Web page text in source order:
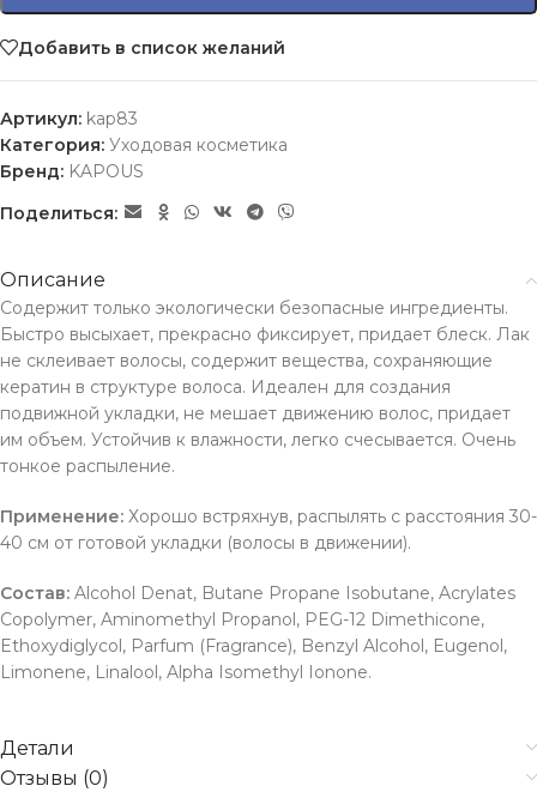
Добавить в список желаний
Артикул: kap83
Категория: Уходовая косметика
Бренд: KAPOUS
Поделиться:
Описание
Содержит только экологически безопасные ингредиенты.
Быстро высыхает, прекрасно фиксирует, придает блеск. Лак
не склеивает волосы, содержит вещества, сохраняющие
кератин в структуре волоса. Идеален для создания
подвижной укладки, не мешает движению волос, придает
им объем. Устойчив к влажности, легко счесывается. Очень
тонкое распыление.
Применение: Хорошо встряхнув, распылять с расстояния 30-
40 см от готовой укладки (волосы в движении).
Состав: Alcohol Denat, Butane Propane Isobutane, Acrylates
Copolymer, Aminomethyl Propanol, PEG-12 Dimethicone,
Ethoxydiglycol, Parfum (Fragrance), Benzyl Alcohol, Eugenol,
Limonene, Linalool, Alpha Isomethyl Ionone.
Детали
Отзывы (0)